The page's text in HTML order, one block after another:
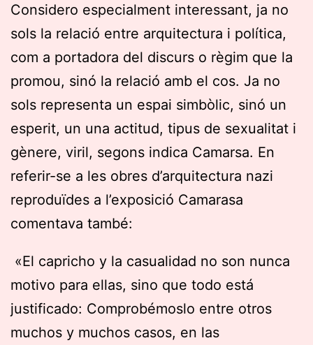
Considero especialment interessant, ja no
sols la relació entre arquitectura i política,
com a portadora del discurs o règim que la
promou, sinó la relació amb el cos. Ja no
sols representa un espai simbòlic, sinó un
esperit, un una actitud, tipus de sexualitat i
gènere, viril, segons indica Camarsa. En
referir-se a les obres d’arquitectura nazi
reproduïdes a l’exposició Camarasa
comentava també:
«El capricho y la casualidad no son nunca
motivo para ellas, sino que todo está
justificado: Comprobémoslo entre otros
muchos y muchos casos, en las